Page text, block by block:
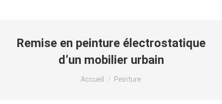
Remise en peinture électrostatique
d’un mobilier urbain
Vous êtes ici :
Accueil Peinture